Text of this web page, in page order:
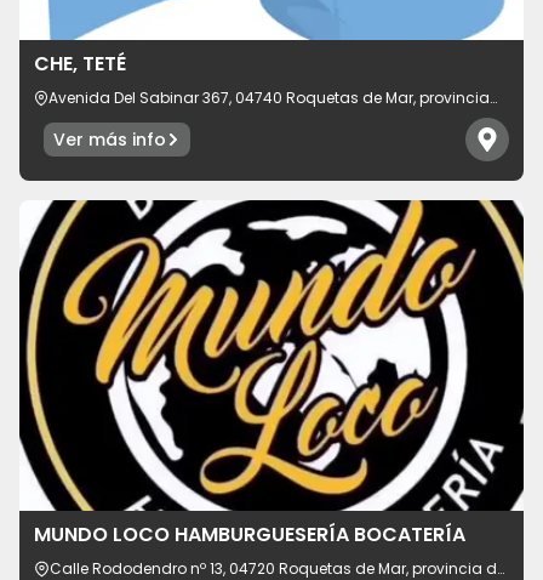
CHE, TETÉ
Avenida Del Sabinar 367, 04740 Roquetas de Mar, provincia
Ver más info
MUNDO LOCO HAMBURGUESERÍA BOCATERÍA
Calle Rododendro nº 13, 04720 Roquetas de Mar, provincia de